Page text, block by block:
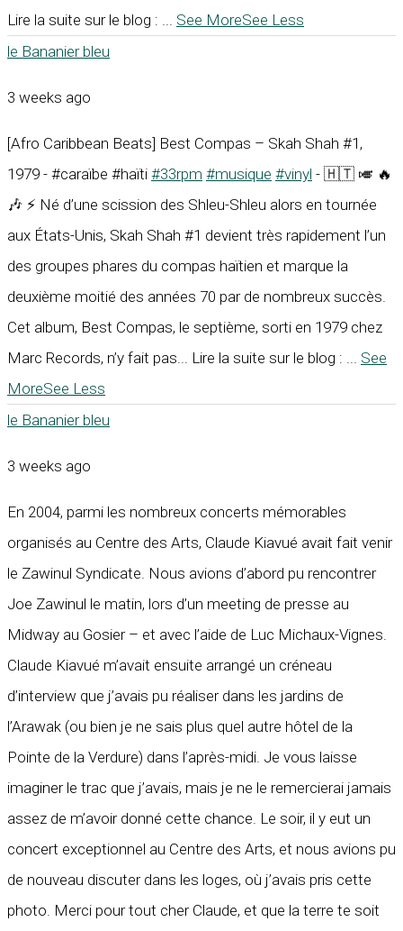
Lire la suite sur le blog : ... See MoreSee Less
le Bananier bleu
3 weeks ago
[Afro Caribbean Beats] Best Compas – Skah Shah #1,
1979 - #caraïbe #haïti #33rpm #musique #vinyl - 🇭🇹 🎺 🔥
🎶 ⚡ Né d’une scission des Shleu-Shleu alors en tournée
aux États-Unis, Skah Shah #1 devient très rapidement l’un
des groupes phares du compas haïtien et marque la
deuxième moitié des années 70 par de nombreux succès.
Cet album, Best Compas, le septième, sorti en 1979 chez
Marc Records, n’y fait pas... Lire la suite sur le blog : ... See
MoreSee Less
le Bananier bleu
3 weeks ago
En 2004, parmi les nombreux concerts mémorables
organisés au Centre des Arts, Claude Kiavué avait fait venir
le Zawinul Syndicate. Nous avions d’abord pu rencontrer
Joe Zawinul le matin, lors d’un meeting de presse au
Midway au Gosier – et avec l’aide de Luc Michaux-Vignes.
Claude Kiavué m’avait ensuite arrangé un créneau
d’interview que j’avais pu réaliser dans les jardins de
l’Arawak (ou bien je ne sais plus quel autre hôtel de la
Pointe de la Verdure) dans l’après-midi. Je vous laisse
imaginer le trac que j’avais, mais je ne le remercierai jamais
assez de m’avoir donné cette chance. Le soir, il y eut un
concert exceptionnel au Centre des Arts, et nous avions pu
de nouveau discuter dans les loges, où j’avais pris cette
photo. Merci pour tout cher Claude, et que la terre te soit